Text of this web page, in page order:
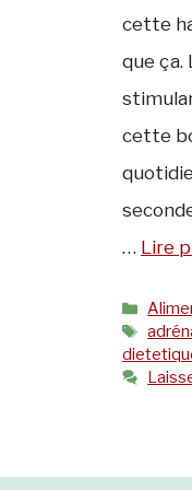
cette
que ça.
cette
… Lire